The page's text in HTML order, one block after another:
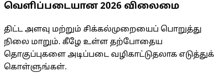
வெளிப்படையான 2026 விலைமை
திட்ட அளவு மற்றும் சிக்கல்முறையைப் பொறுத்து
நிலை மாறும். கீழே உள்ள தற்போதைய
தொகுப்புகளை அடிப்படை வழிகாட்டுதலாக எடுத்துக்
கொள்ளுங்கள்.